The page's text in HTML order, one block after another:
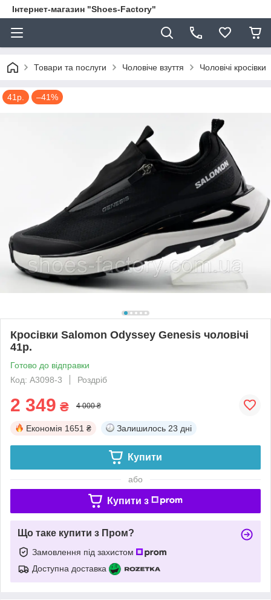
Інтернет-магазин "Shoes-Factory"
Товари та послуги Чоловіче взуття Чоловічі кросівки
41р. –41%
Кросівки Salomon Odyssey Genesis чоловічі
41р.
Готово до відправки
Код: A3098-3
Роздріб
2 349 ₴ 4 000 ₴
Економія 1651 ₴ Залишилось 23 дні
Купити
або
Купити з
Що таке купити з Пром?
Замовлення під захистом
Доступна доставка